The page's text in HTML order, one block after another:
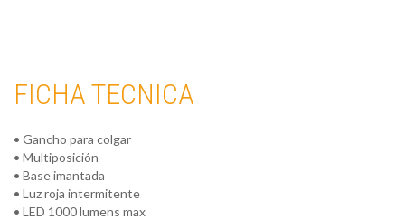
FICHA TECNICA
• Gancho para colgar
• Multiposición
• Base imantada
• Luz roja intermitente
• LED 1000 lumens max